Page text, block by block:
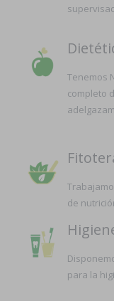
Tenemos
completo
de
para la